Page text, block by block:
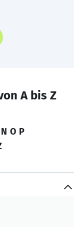
A bis Z
N O P